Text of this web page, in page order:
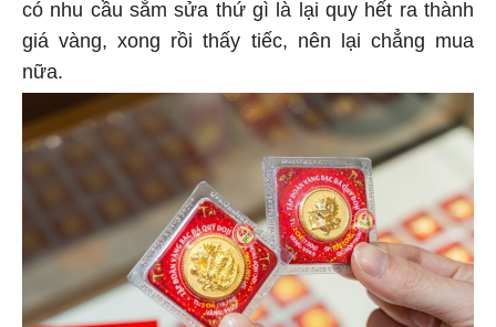
có nhu cầu sắm sửa thứ gì là lại quy hết ra thành
giá vàng, xong rồi thấy tiếc, nên lại chẳng mua
nữa.